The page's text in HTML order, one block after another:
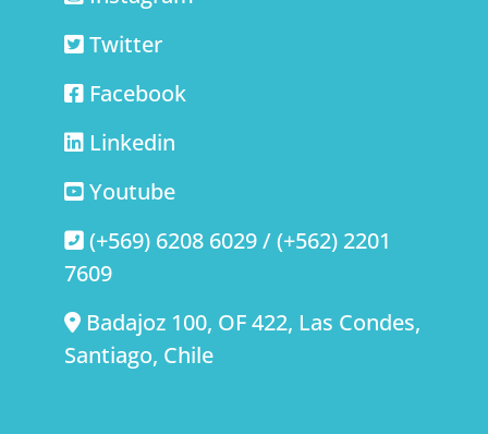
Twitter
Facebook
Linkedin
Youtube
(+569) 6208 6029 / (+562) 2201
7609
Badajoz 100, OF 422, Las Condes,
Santiago, Chile